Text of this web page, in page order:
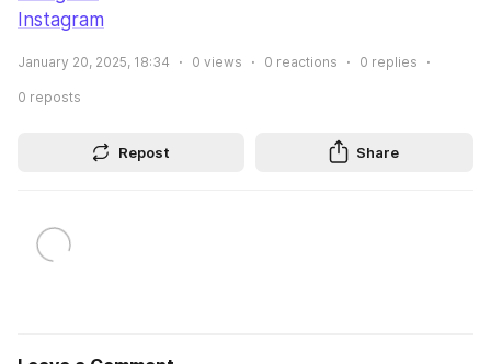
Instagram
January 20, 2025, 18:34 0 views 0 reactions 0 replies
0 reposts
Repost Share